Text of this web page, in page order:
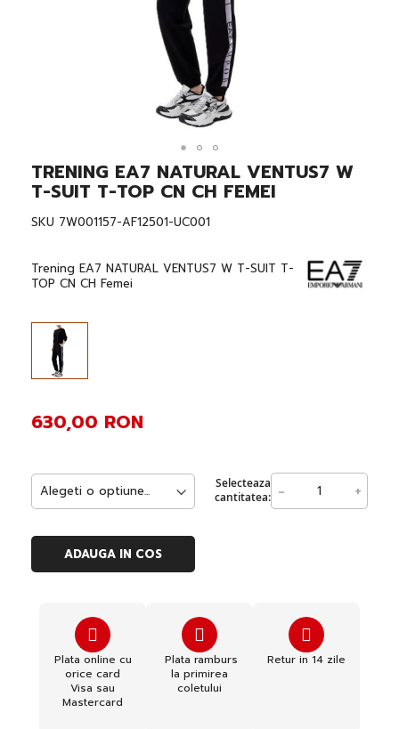
Skip
to
the
beginning
of
gallery
TRENING EA7 NATURAL VENTUS7 W
T-SUIT T-TOP CN CH FEMEI
SKU 7W001157-AF12501-UC001
Trening EA7 NATURAL VENTUS7 W T-SUIT T-
TOP CN CH Femei
Selecteaza
cantitatea: - +
630,00 RON
ADAUGA IN COS
Plata online cu
orice card
Visa sau
Mastercard
Plata ramburs
la primirea
coletului
Retur in 14 zile